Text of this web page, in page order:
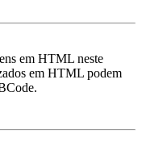
em HTML neste
em HTML podem